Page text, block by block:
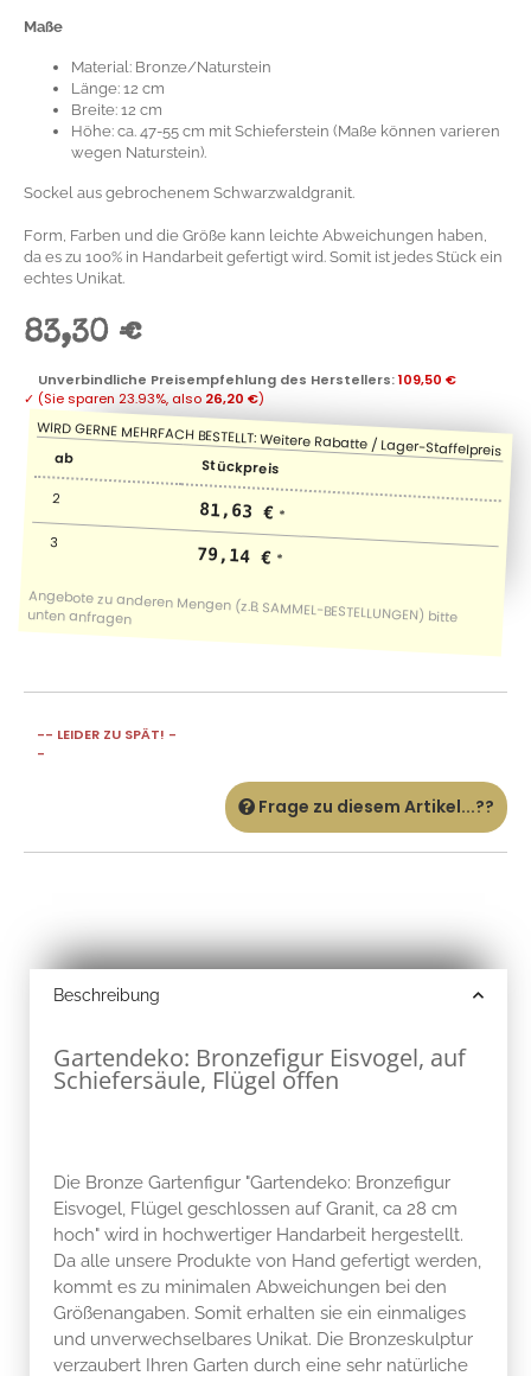
Maße
Material: Bronze/Naturstein
Länge: 12 cm
Breite: 12 cm
Höhe: ca. 47-55 cm mit Schieferstein (Maße können varieren
wegen Naturstein).
Sockel aus gebrochenem Schwarzwaldgranit.
Form, Farben und die Größe kann leichte Abweichungen haben,
da es zu 100% in Handarbeit gefertigt wird. Somit ist jedes Stück ein
echtes Unikat.
83,30 €
Unverbindliche Preisempfehlung des Herstellers:109,50 €
✓ (Sie sparen 23.93%, also 26,20 €)
ab Stückpreis
2
81,63 € *
3
79,14 € *
-- LEIDER ZU SPÄT! -
-
Frage zu diesem Artikel...??
Beschreibung
Gartendeko: Bronzefigur Eisvogel, auf
Schiefersäule, Flügel offen
Die Bronze Gartenfigur "Gartendeko: Bronzefigur
Eisvogel, Flügel geschlossen auf Granit, ca 28 cm
hoch" wird in hochwertiger Handarbeit hergestellt.
Da alle unsere Produkte von Hand gefertigt werden,
kommt es zu minimalen Abweichungen bei den
Größenangaben. Somit erhalten sie ein einmaliges
und unverwechselbares Unikat. Die Bronzeskulptur
verzaubert Ihren Garten durch eine sehr natürliche